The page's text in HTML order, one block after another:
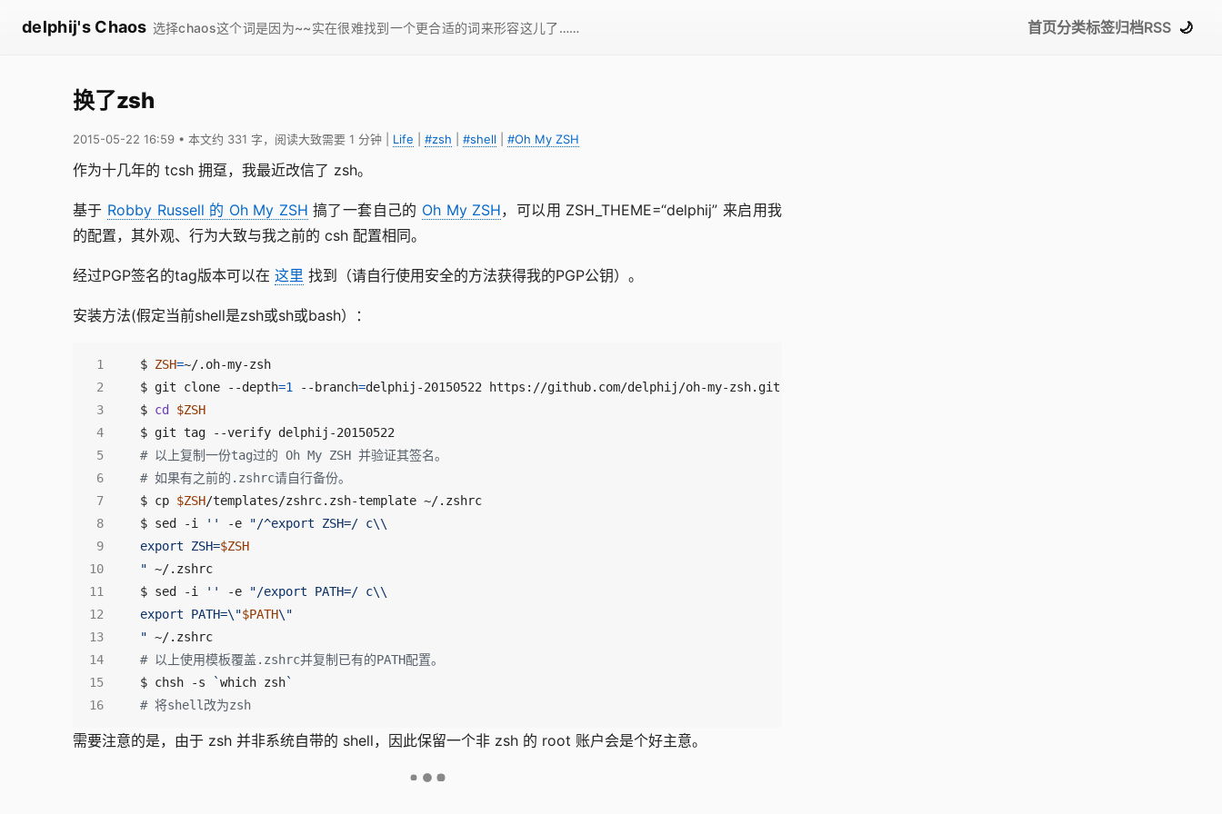
delphij's Chaos 选择chaos这个词是因为~~实在很难找到一个更合适的词来形容这儿了…… 首页分类标签归档RSS 🌙
换了zsh
2015-05-22 16:59 • 本文约 331 字，阅读大致需要 1 分钟 Life #zsh #shell #Oh My ZSH
作为十几年的 tcsh 拥趸，我最近改信了 zsh。
基于 Robby Russell 的 Oh My ZSH 搞了一套自己的 Oh My ZSH，可以用 ZSH_THEME=“delphij” 来启用我
的配置，其外观、行为大致与我之前的 csh 配置相同。
经过PGP签名的tag版本可以在 这里 找到（请自行使用安全的方法获得我的PGP公钥）。
安装方法(假定当前shell是zsh或sh或bash）：
3
4
5
6
7
8
9
10
13
14
15
16
$ ZSH=
$ git clone --depth=1 --branch=delphij-20150522 https://github.com/delphij/oh-my-zsh.git
$ cd
$ZSH
# 以上复制一份tag过的 Oh My ZSH 并验证其签名。
# 如果有之前的.zshrc请自行备份。
$ cp $ZSH
$ sed -i
'' -e
export ZSH=$ZSH
"
$ sed -i
'' -e
export PATH=\"$PATH
"
# 以上使用模板覆盖.zshrc并复制已有的PATH配置。
$ chsh -s
`which zsh`
# 将shell改为zsh
需要注意的是，由于 zsh 并非系统自带的 shell，因此保留一个非 zsh 的 root 账户会是个好主意。